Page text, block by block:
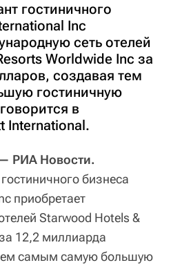
гостиничного
Inc
сеть отелей
Worldwide Inc за
создавая тем
гостиничную
в
International.
РИА Новости.
бизнеса
приобретает
Starwood Hotels &
12,2 миллиарда
самым самую большую